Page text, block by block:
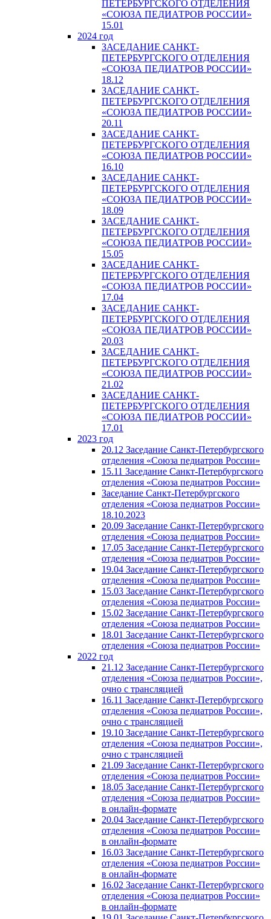
ПЕТЕРБУРГСКОГО ОТДЕЛЕНИЯ
«СОЮЗА ПЕДИАТРОВ РОССИИ»
15.01
2024 год
ЗАСЕДАНИЕ САНКТ-
ПЕТЕРБУРГСКОГО ОТДЕЛЕНИЯ
«СОЮЗА ПЕДИАТРОВ РОССИИ»
18.12
ЗАСЕДАНИЕ САНКТ-
ПЕТЕРБУРГСКОГО ОТДЕЛЕНИЯ
«СОЮЗА ПЕДИАТРОВ РОССИИ»
20.11
ЗАСЕДАНИЕ САНКТ-
ПЕТЕРБУРГСКОГО ОТДЕЛЕНИЯ
«СОЮЗА ПЕДИАТРОВ РОССИИ»
16.10
ЗАСЕДАНИЕ САНКТ-
ПЕТЕРБУРГСКОГО ОТДЕЛЕНИЯ
«СОЮЗА ПЕДИАТРОВ РОССИИ»
18.09
ЗАСЕДАНИЕ САНКТ-
ПЕТЕРБУРГСКОГО ОТДЕЛЕНИЯ
«СОЮЗА ПЕДИАТРОВ РОССИИ»
15.05
ЗАСЕДАНИЕ САНКТ-
ПЕТЕРБУРГСКОГО ОТДЕЛЕНИЯ
«СОЮЗА ПЕДИАТРОВ РОССИИ»
17.04
ЗАСЕДАНИЕ САНКТ-
ПЕТЕРБУРГСКОГО ОТДЕЛЕНИЯ
«СОЮЗА ПЕДИАТРОВ РОССИИ»
20.03
ЗАСЕДАНИЕ САНКТ-
ПЕТЕРБУРГСКОГО ОТДЕЛЕНИЯ
«СОЮЗА ПЕДИАТРОВ РОССИИ»
21.02
ЗАСЕДАНИЕ САНКТ-
ПЕТЕРБУРГСКОГО ОТДЕЛЕНИЯ
«СОЮЗА ПЕДИАТРОВ РОССИИ»
17.01
2023 год
20.12 Заседание Санкт-Петербургского
отделения «Союза педиатров России»
15.11 Заседание Санкт-Петербургского
отделения «Союза педиатров России»
Заседание Санкт-Петербургского
отделения «Союза педиатров России»
18.10.2023
20.09 Заседание Санкт-Петербургского
отделения «Союза педиатров России»
17.05 Заседание Санкт-Петербургского
отделения «Союза педиатров России»
19.04 Заседание Санкт-Петербургского
отделения «Союза педиатров России»
15.03 Заседание Санкт-Петербургского
отделения «Союза педиатров России»
15.02 Заседание Санкт-Петербургского
отделения «Союза педиатров России»
18.01 Заседание Санкт-Петербургского
отделения «Союза педиатров России»
2022 год
21.12 Заседание Санкт-Петербургского
отделения «Союза педиатров России»,
очно с трансляцией
16.11 Заседание Санкт-Петербургского
отделения «Союза педиатров России»,
очно с трансляцией
19.10 Заседание Санкт-Петербургского
отделения «Союза педиатров России»,
очно с трансляцией
21.09 Заседание Санкт-Петербургского
отделения «Союза педиатров России»
18.05 Заседание Санкт-Петербургского
отделения «Союза педиатров России»
в онлайн-формате
20.04 Заседание Санкт-Петербургского
отделения «Союза педиатров России»
в онлайн-формате
16.03 Заседание Санкт-Петербургского
отделения «Союза педиатров России»
в онлайн-формате
16.02 Заседание Санкт-Петербургского
отделения «Союза педиатров России»
в онлайн-формате